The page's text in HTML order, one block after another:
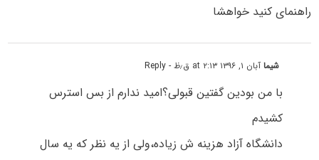
راهنمای کنید خواهشا
شیماآبان ۱, ۱۳۹۶ at ۲:۱۳ ق٫ظ - Reply
با من بودین گفتین قبولی؟امید ندارم از بس استرس
کشیدم
دانشگاه آزاد هزینه ش زیاده،ولی از یه نظر که یه سال